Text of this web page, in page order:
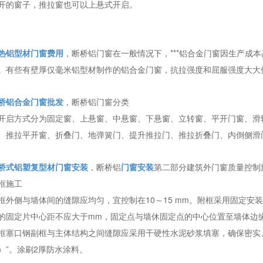
的窗子，推拉窗也可以上悬式开启。
铝型材门窗费用 ，断桥铝门窗在一般情况下，***铝合金门窗因生产成
有些有壁厚仅毫米铝型材制作的铝合金门窗，抗拉强度和屈服强度大
铝合金门窗批发，断桥铝门窗分类
启方式分为固定窗、上悬窗、中悬窗、下悬窗、立转窗、平开门窗、
推拉平开窗、折叠门、地弹簧门、提升推拉门、推拉折叠门、内倒侧滑
式铝塑复型材门窗安装，断桥铝门窗安装第二部分建筑外门窗质量控制
施工
外侧与墙体间的缝隙应均匀，宜控制在10～15 mm。附框采用固定安
固定片中心距不应大于mm，固定点与墙休固定点的中心位置至墙体边
塞口钢副框与主体结构之间缝隙应采用干硬性水泥砂浆填塞，确保密
”。涂刷2厚防水涂料。